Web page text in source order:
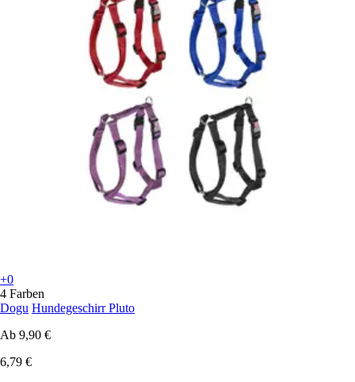
+0
4 Farben
Dogu Hundegeschirr Pluto
Ab 9,90 €
6,79 €